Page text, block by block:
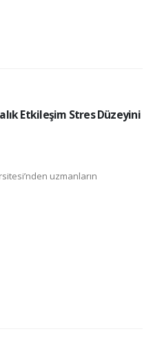
Etkileşim Stres Düzeyini
uzmanların